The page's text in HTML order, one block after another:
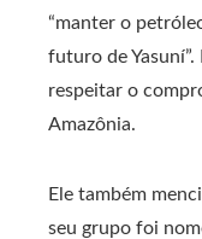
“manter o
futuro de
respeitar o
Amazônia.
Ele também
seu grupo foi